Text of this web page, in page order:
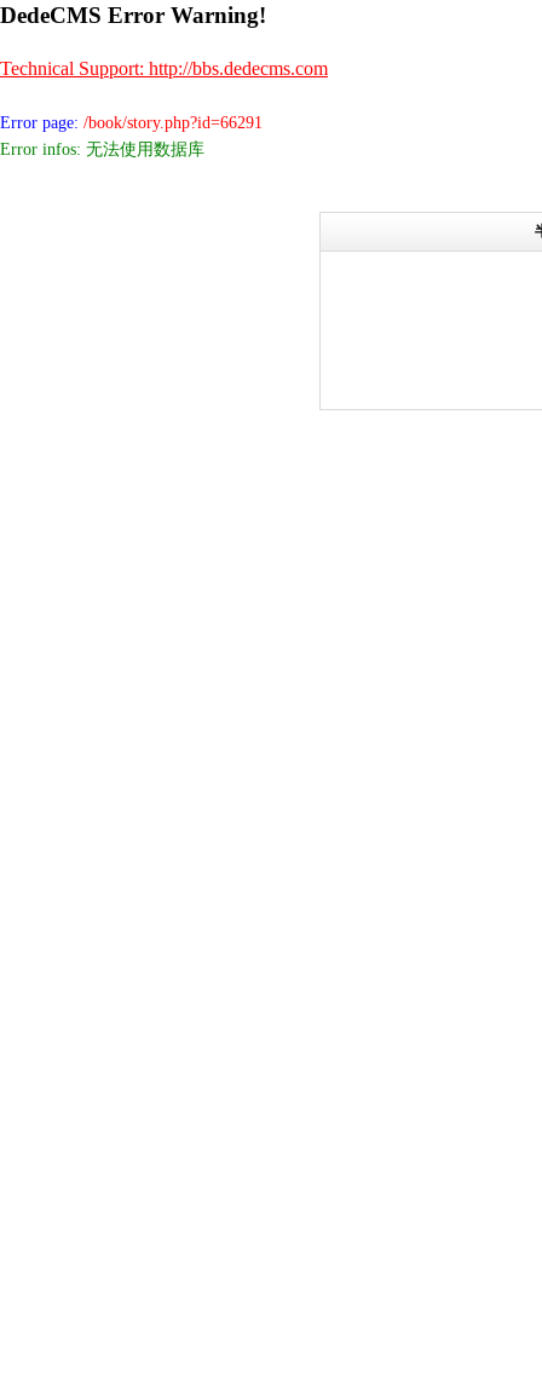
DedeCMS Error Warning!
Technical Support: http://bbs.dedecms.com
Error page: /book/story.php?id=66291
Error infos: 无法使用数据库